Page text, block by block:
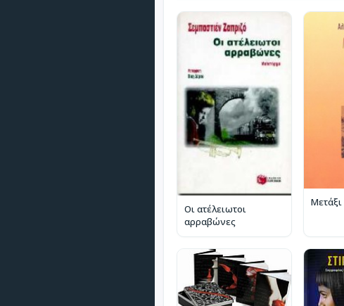
Οι ατέλειωτοι
αρραβώνες
Μετάξι